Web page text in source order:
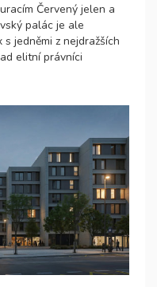
Červený jelen a
palác je ale
jedněmi z nejdražších
elitní právníci